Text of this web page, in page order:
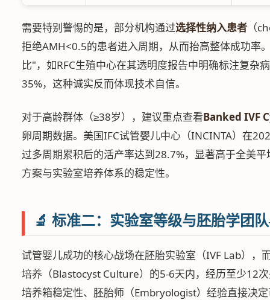
需要特别警惕的是，部分机构通过选择性纳入患者 （
拒绝AMH<0.5的患者进入周期，从而抬高整体成功率
比"，如RFC生殖中心在其透明度报告中明确标注复杂
35%，这种诚实反而体现技术自信。
对于高龄群体（≥38岁），建议重点查看Banked IVF
卵周期数据。美国IFC试管婴儿中心（INCINTA）在
过多周期累积后的活产率达到28.7%，显著高于全美
方案与实验室培养体系的稳定性。
🔬 标准二：实验室等级与胚胎学团
试管婴儿成功的核心战场在胚胎实验室（IVF Lab），
培养（Blastocyst Culture）的5-6天内，经历至少12
培养箱稳定性、胚胎师（Embryologist）经验直接决